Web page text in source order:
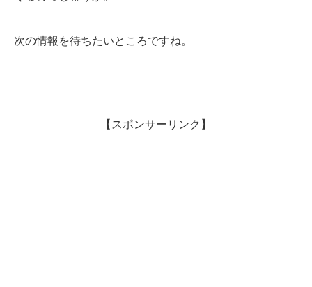
次の情報を待ちたいところですね。
【スポンサーリンク】